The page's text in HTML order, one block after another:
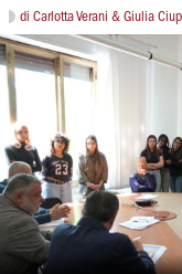
di Carlotta Verani & Giulia